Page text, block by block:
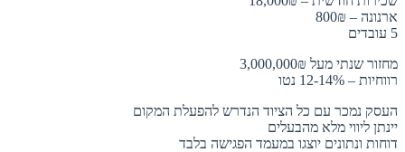
ארנונה – 800₪
5 עובדים
מחזור שנתי מעל 3,000,000₪
רווחיות – 12-14% נטו
העסק נמכר עם כל הציוד הנדרש להפעלת המקום
יינתן ליווי מלא מהבעלים
דוחות ונתונים יוצגו במעמד הפגישה בלבד